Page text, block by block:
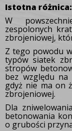
Istotna różnica:
W
zespolonych
zbrojeniowej,
Z tego powodu
typów siatek
stropów
bez względu
gdyż nie ma on
zbrojeniowej.
Dla
betonowania
o grubości